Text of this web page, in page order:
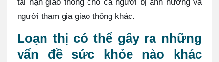
tai nạn giao thông cho cả người bị ảnh hưởng và
người tham gia giao thông khác.
Loạn thị có thể gây ra những
vấn đề sức khỏe nào khác